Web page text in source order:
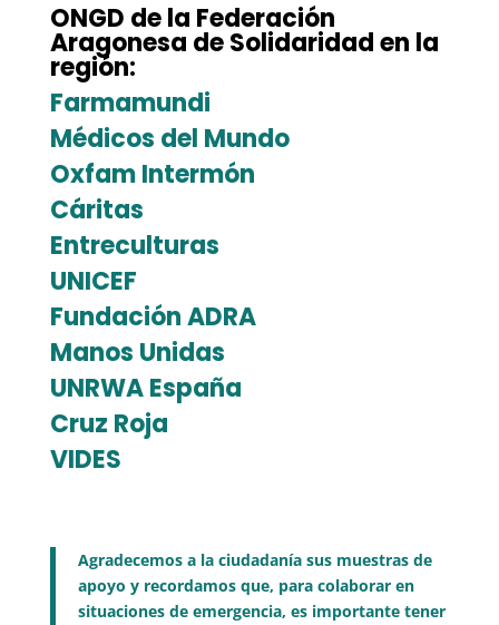
ONGD de la Federación
Aragonesa de Solidaridad en la
región:
Farmamundi
Médicos del Mundo
Oxfam Intermón
Cáritas
Entreculturas
UNICEF
Fundación ADRA
Manos Unidas
UNRWA España
Cruz Roja
VIDES
Agradecemos a la ciudadanía sus muestras de
apoyo y recordamos que, para colaborar en
situaciones de emergencia, es importante tener